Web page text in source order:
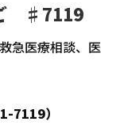
ご ♯7119
急医療相談、医
7119）